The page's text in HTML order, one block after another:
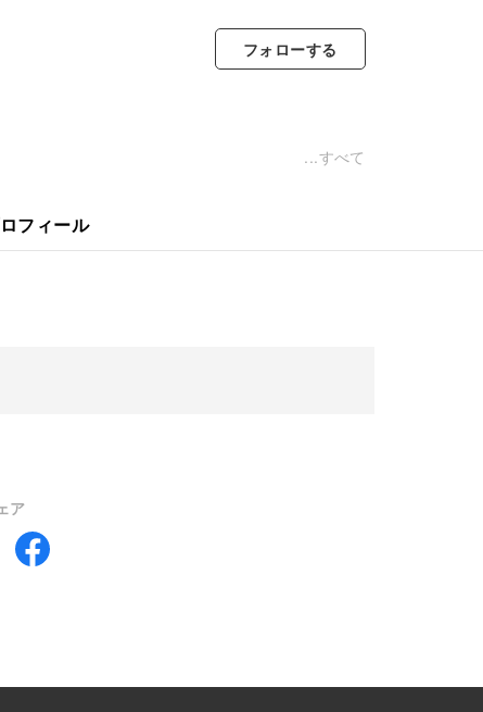
フォローする
すべて
フィール
ア